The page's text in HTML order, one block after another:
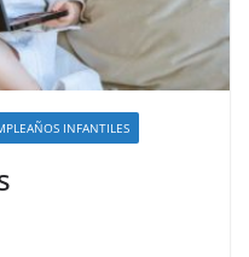
INFANTILES